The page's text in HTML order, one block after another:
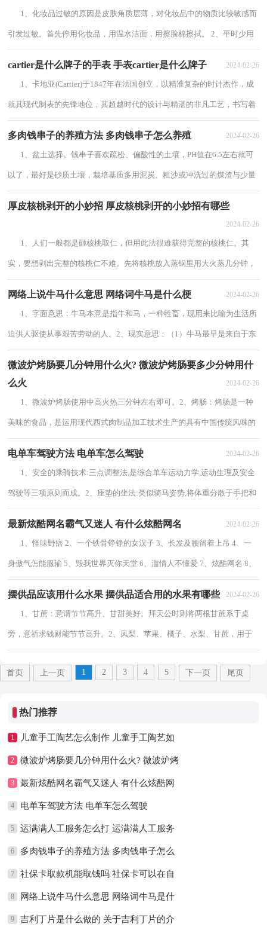
1、化妆品过敏的原因是皮肤角质层薄，对化妆品中的物质比较敏感而
引发过敏。首先停用化妆品，用温水洁面，用擦脸棉擦拭。 2、平时少用
cartier是什么牌子的手表 手表cartier是什么牌子 2024-02-26
1、卡地亚(Cartier)于1847年在法国创立，以精准复杂的时计杰作，成
就其现代制表的先锋地位，其超越时代的设计与精湛的非凡工艺，书写着
多肉钱串子的养殖方法 多肉钱串子怎么养殖 2024-02-26
1、盆土选择。钱串子喜欢疏松、偏酸性的土壤，PH值在6.5左右就可
以了，最好是砂质土壤，栽培基质多用泥炭、粗沙或冲洗过的煤渣与少量
厚皮核桃剥开的小妙招 厚皮核桃剥开的小妙招有哪些
2024-02-26
1、人们一般都是砸核桃取仁，但用此法很难获得完整的核桃仁。其
实，要想剥出完整的核桃仁不难。先将核桃放入蒸锅里用大火蒸几分钟，
网络上说牛马什么意思 网络词牛马是什么梗 2024-02-26
1、字面意思：牛马本意是指牛和马，一种牲畜，现用来比喻为生活所
迫供人驱使从事艰苦劳动的人。2、现实意思：（1）牛马最早是来自于东
微波炉烤肠要几分钟用什么火? 微波炉烤肠要多少分钟用什
么火
2024-02-26
1、微波炉烤肠使用中高火热三分钟左右即可。2、烤肠：烤肠是一种
美味的食品，是运用现代西式肉制品加工技术生产的具有中国传统风味的
电单车驾驶方法 电单车怎么驾驶 2024-02-26
1、安全的乘骑技术:三点调整法,是综合单车运动力学,运动生理及安全
驾驶等三项原则而成。2、座垫的坐法:类似骑马姿势,将体重分散于手把和
最新炫酷网名霸气又迷人 有什么炫酷网名 2024-02-26
1、怪味野痞 2、一个铁骨铮铮的女汉子 3、长发及腰留着上吊 4、一
身傲气怎能服输 5、毁我世界灭你天堂 6、滥情人不懂爱 7、炫酷网名 8、
摆供品应该用什么水果 摆供品适合用的水果有哪些 2024-02-26
1、甘蔗：意谓节节高升、甘甜美好。拜天公时则将两根甘蔗系于桌
旁，意祈求钱财能节节高升。2、凤梨、苹果、橘子、水梨、甘蔗，用于
首页 上一页 1 2 3 4 5 下一页 尾页
热门推荐
1 儿童手工陶艺怎么制作 儿童手工陶艺如
2 微波炉烤肠要几分钟用什么火? 微波炉烤
3 最新炫酷网名霸气又迷人 有什么炫酷网
4 电单车驾驶方法 电单车怎么驾驶
5 运满满人工服务怎么打 运满满人工服务
6 多肉钱串子的养殖方法 多肉钱串子怎么
7 社保卡取款机能取钱吗 社保卡可以在自
8 网络上说牛马什么意思 网络词牛马是什
9 吉利丁片是什么做的 关于吉利丁片的介